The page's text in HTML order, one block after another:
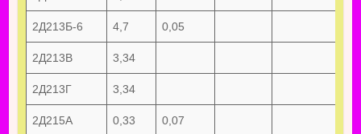
2Д213Б-6 4,7 0,05
2Д213В 3,34
2Д213Г 3,34
2Д215А 0,33 0,07